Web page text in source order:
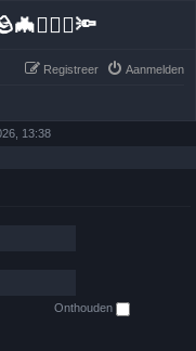
Aanmelden
Registreer
13:38
Onthouden